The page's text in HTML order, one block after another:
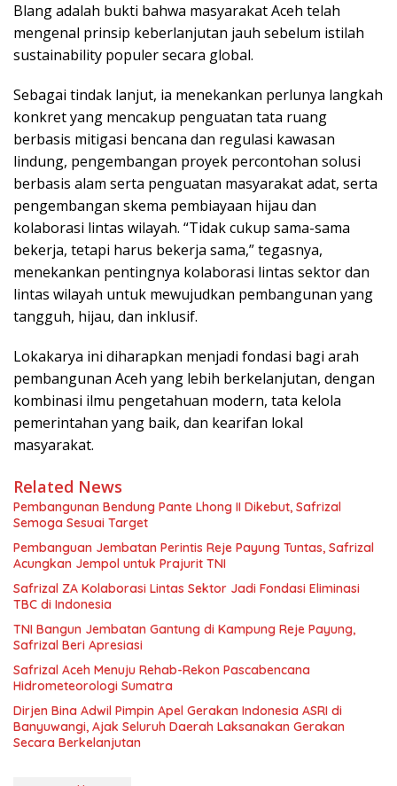
Blang adalah bukti bahwa masyarakat Aceh telah
mengenal prinsip keberlanjutan jauh sebelum istilah
sustainability populer secara global.
Sebagai tindak lanjut, ia menekankan perlunya langkah
konkret yang mencakup penguatan tata ruang
berbasis mitigasi bencana dan regulasi kawasan
lindung, pengembangan proyek percontohan solusi
berbasis alam serta penguatan masyarakat adat, serta
pengembangan skema pembiayaan hijau dan
kolaborasi lintas wilayah. “Tidak cukup sama-sama
bekerja, tetapi harus bekerja sama,” tegasnya,
menekankan pentingnya kolaborasi lintas sektor dan
lintas wilayah untuk mewujudkan pembangunan yang
tangguh, hijau, dan inklusif.
Lokakarya ini diharapkan menjadi fondasi bagi arah
pembangunan Aceh yang lebih berkelanjutan, dengan
kombinasi ilmu pengetahuan modern, tata kelola
pemerintahan yang baik, dan kearifan lokal
masyarakat.
Related News
Pembangunan Bendung Pante Lhong II Dikebut, Safrizal
Semoga Sesuai Target
Pembanguan Jembatan Perintis Reje Payung Tuntas, Safrizal
Acungkan Jempol untuk Prajurit TNI
Safrizal ZA Kolaborasi Lintas Sektor Jadi Fondasi Eliminasi
TBC di Indonesia
TNI Bangun Jembatan Gantung di Kampung Reje Payung,
Safrizal Beri Apresiasi
Safrizal Aceh Menuju Rehab-Rekon Pascabencana
Hidrometeorologi Sumatra
Dirjen Bina Adwil Pimpin Apel Gerakan Indonesia ASRI di
Banyuwangi, Ajak Seluruh Daerah Laksanakan Gerakan
Secara Berkelanjutan